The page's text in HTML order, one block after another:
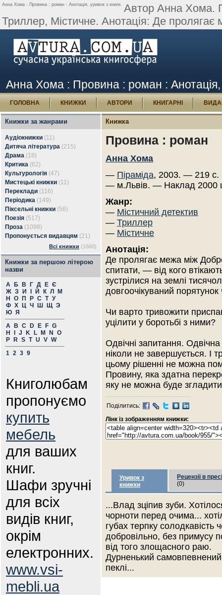
Анна Хома : Провина : роман : Анотація, уривок з книги. Автор Анна Хома.
Триллер, Містичне. Анотація: Де
Анна Хома : Провина : роман : Анотація,
ГОЛОВНА КНИЖКИ АВТОРИ КНИГАРНІ
Книжки за жанрами
Аудіокнижки (11)
Дитяча література (215)
Драма (18)
Критика (62)
Культурологія (47)
Мистецькі книжки (11)
Переклади (116)
Періодика (149)
Піксельні книжки (56)
Поезія (517)
Проза (1098)
Пропонується видавцям (21)
Всі книжки (1660)
Книжки за першою літерою
назви
А Б В Г Д Е Є
Ж З И Й К Л
М
Н
О П Р С Т У
Ф Х Ц Ч Ш Щ Э
Ю Я
A
B C D E F G
H
J K L M N
O
P
R S T U V W
1 2 3 9
Книголюбам
пропонуємо
купить
мебель
для ваших
книг.
Шафи зручні
для всіх
видів книг,
окрім
електронних.
www.vsi-
mebli.ua
Книжка
Провина : роман
Анна Хома
— Піраміда, 2003. — 219 с.
— м.Львів. — Наклад 2000
Жанр:
— Містичний детектив
— Триллер
— Містичне
Анотація:
Де пролягає межа між
спитати, — від кого
зустрілися на землі
довгоочікуваний
Чи варто тривожити
уцілити у боротьбі з ними?
Одвічні запитання.
ніколи не завершується. І
цьому рішенні не можна
Провину, яка здатна
яку не можна буде
Поділитись:
Лінк із зображенням книжки:
Уривок з
книжки
Рецензії в пресі
(0)
...Влад зціпив зуби.
чорноти перед очима...
губах терпку
добровільно, без примусу
від того злощасного раю.
Дурненький самовпевнений
пеклі...